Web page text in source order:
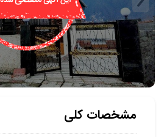
مشخصات کلی